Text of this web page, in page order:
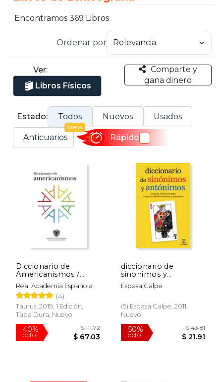
Encontramos 369 Libros
Ordenar por
Ver:
Libros Físicos
Comparte y
gana dinero
Estado: Todos Nuevos Usados
Anticuarios
Nuevo
Rápido
Diccionario de
Americanismos /
Dictionary of
Standarized Latin
American Vocabulary
Real Academia Española
(4)
Taurus, 2019, 1 Edición,
Tapa Dura, Nuevo
diccionario de
sinonimos y
antonimos
Espasa Calpe
(5) Espasa Calpe, 2011,
Nuevo